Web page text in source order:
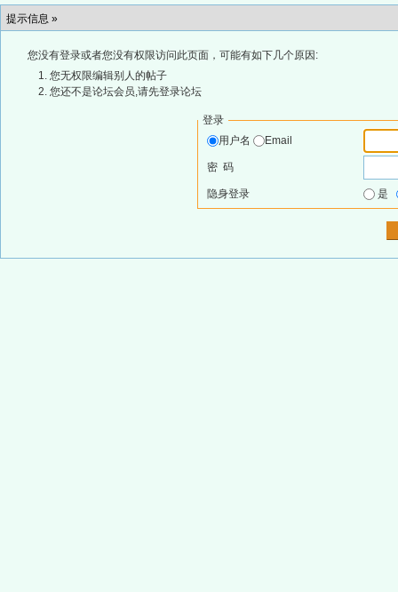
提示信息 »
您没有登录或者您没有权限访问此页面，可能有如下几个原因:
您无权限编辑别人的帖子
您还不是论坛会员,请先登录论坛
登录
用户名
Email
密 码
隐身登录 是